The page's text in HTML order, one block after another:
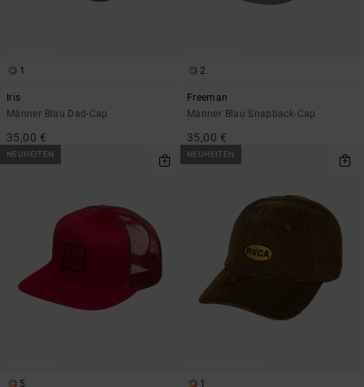
1
Iris
Männer Blau Dad-Cap
35,00 €
2
Freeman
Männer Blau Snapback-Cap
35,00 €
NEUHEITEN
5
NEUHEITEN
1